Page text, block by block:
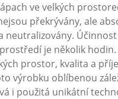
ve velkých
překrývány, ale
neutralizovány. Účinnost
je několik
prostor, kvalita a
výrobku oblíbenou
i použitá unikátní